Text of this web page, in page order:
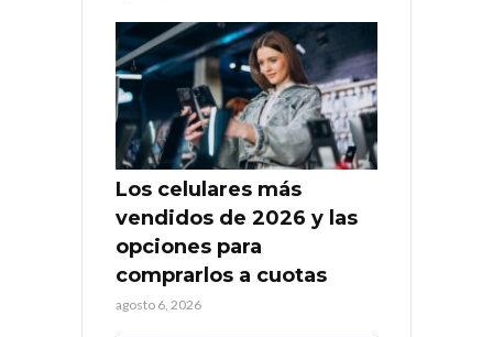
Los celulares más
vendidos de 2026 y las
opciones para
comprarlos a cuotas
agosto 6, 2026